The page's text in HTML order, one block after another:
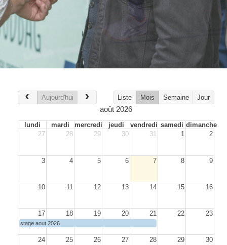
Aujourd'hui Liste Mois Semaine Jour
août 2026
lundi mardi mercredi jeudi vendredi samedi dimanche
27
28 29 30 31 1 2
3 4 5 6 7 8 9
10 11 12 13 14 15 16
17 18 19 20 21 22 23
stage aout 2026
24 25 26 27 28 29 30